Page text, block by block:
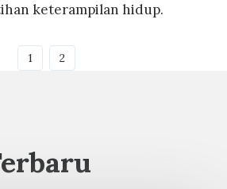
keterampilan hidup.
1 2